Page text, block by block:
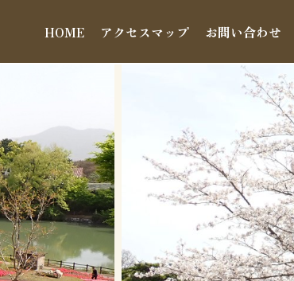
HOME アクセスマップ お問い合わせ